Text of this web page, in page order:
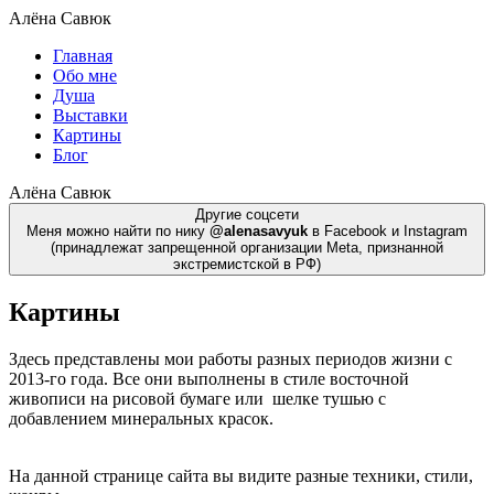
Алёна Савюк
Главная
Обо мне
Душа
Выставки
Картины
Блог
Алёна Савюк
Другие соцсети
Меня можно найти по нику @alenasavyuk в Facebook и Instagram
(принадлежат запрещенной организации Meta, признанной
экстремистской в РФ)
Картины
Здесь представлены мои работы разных периодов жизни с
2013-го года. Все они выполнены в стиле восточной
живописи на рисовой бумаге или шелке тушью с
добавлением минеральных красок.
На данной странице сайта вы видите разные техники, стили,